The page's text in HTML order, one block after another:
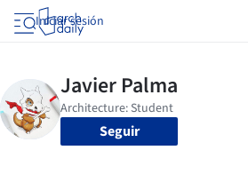
Iniciar sesión
Seguir